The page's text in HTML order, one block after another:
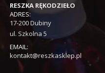
RESZKA RĘKODZIEŁO
ADRES:
17-200 Dubiny
ul. Szkolna 5
EMAIL:
kontakt@reszkasklep.pl